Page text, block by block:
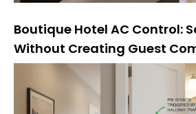
Boutique Hotel AC Control:
Without Creating Guest